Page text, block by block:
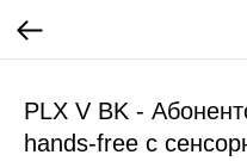
PLX V BK -
hands-free с